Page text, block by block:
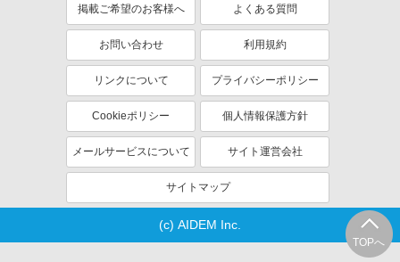
TOPへ
勤5回以上の場合、1回につき2500円加算 ・住宅手
当（上限3万円） 【収入例】 ●34歳・介護福祉
士・リーダー職 月収362,700円／年収5,320,800円
※基本給255200円＋全体業績給＋退職前払金＋賞
与＋各種手当（住宅・技術給・夜勤・夜勤特別）
岡県静岡市葵区柚木90番地の1
車通勤OK
社会保険あり
産休・育休取得実績あり
掲載ご希望のお客様へ よくある質問
お問い合わせ 利用規約
リンクについて プライバシーポリシー
Cookieポリシー 個人情報保護方針
メールサービスについて サイト運営会社
サイトマップ
(c) AIDEM Inc.